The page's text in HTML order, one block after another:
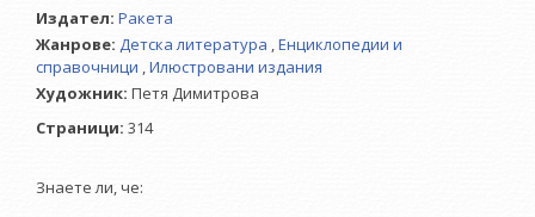
Издател: Ракета
Жанрове: Детска литература ,Енциклопедии и
справочници ,Илюстровани издания
Художник: Петя Димитрова
Страници: 314
Знаете ли, че: